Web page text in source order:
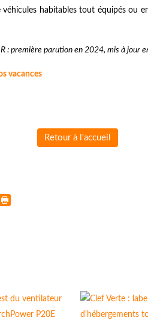
véhicules habitables tout équipés ou
: première parution en 2024, mis à jour
vacances
Retour à l'accueil